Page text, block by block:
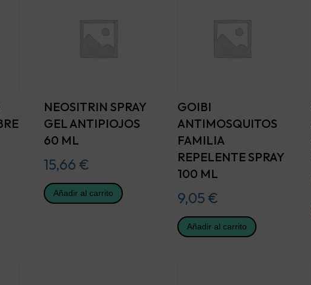
NEOSITRIN SPRAY
GEL ANTIPIOJOS
60 ML
15,66 €
Añadir al carrito
GOIBI
ANTIMOSQUITOS
FAMILIA
REPELENTE SPRAY
100 ML
9,05 €
Añadir al carrito